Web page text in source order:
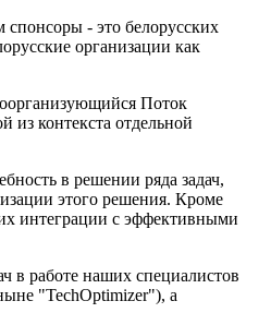
- это белорусских
организации как
Поток
контекста отдельной
в решении ряда задач,
этого решения. Кроме
интеграции с эффективными
в работе наших специалистов
"TechOptimizer"), а